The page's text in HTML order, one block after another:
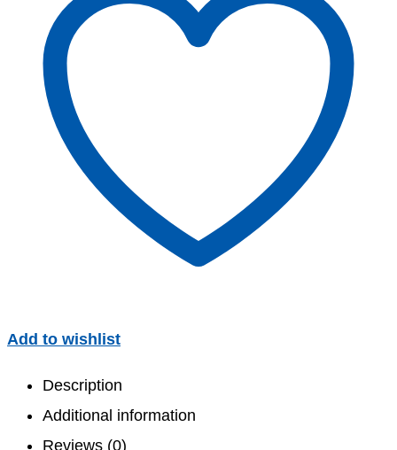
Add to wishlist
Description
Additional information
Reviews (0)